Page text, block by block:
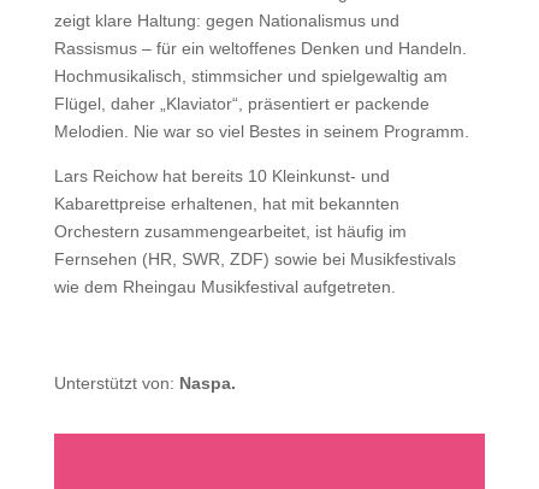
zeigt klare Haltung: gegen Nationalismus und
Rassismus – für ein weltoffenes Denken und Handeln.
Hochmusikalisch, stimmsicher und spielgewaltig am
Flügel, daher „Klaviator“, präsentiert er packende
Melodien. Nie war so viel Bestes in seinem Programm.
Lars Reichow hat bereits 10 Kleinkunst- und
Kabarettpreise erhaltenen, hat mit bekannten
Orchestern zusammengearbeitet, ist häufig im
Fernsehen (HR, SWR, ZDF) sowie bei Musikfestivals
wie dem Rheingau Musikfestival aufgetreten.
Unterstützt von: Naspa.